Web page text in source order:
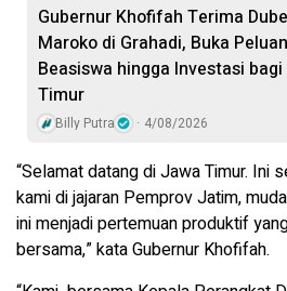
Gubernur Khofifah Terima
Maroko di Grahadi, Buka
Beasiswa hingga Investasi
Timur
Billy Putra 4/08/2026
“Selamat datang di Jawa Timur. Ini
kami di jajaran Pemprov Jatim,
ini menjadi pertemuan produktif
bersama,” kata Gubernur Khofifah.